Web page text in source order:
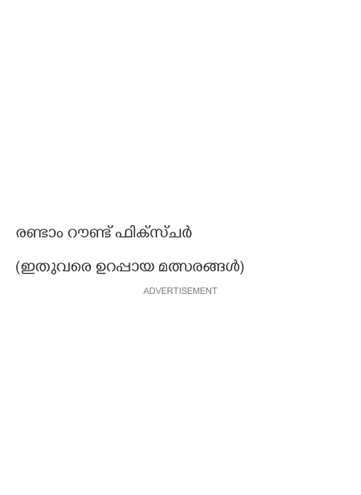
രണ്ടാം റൗണ്ട് ഫിക്സ്ചർ
(ഇതുവരെ ഉറപ്പായ മത്സരങ്ങൾ)
ADVERTISEMENT